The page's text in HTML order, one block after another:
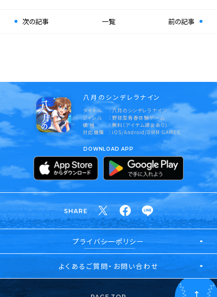
次の記事 前の記事
一覧
八月のシンデレラナイン
タイトル
八月のシンデレラナイン
ジャンル
野球型青春体験ゲーム
価 格
無料（アイテム課金あり）
対応機種
iOS/Android/DMM GAMES
DOWNLOAD APP
SHARE
プライバシーポリシー
よくあるご質問・お問い合わせ